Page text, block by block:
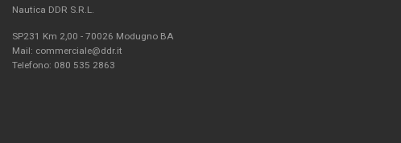
Nautica DDR S.R.L.
SP231 Km 2,00 - 70026 Modugno BA
Mail: commerciale@ddr.it
Telefono: 080 535 2863